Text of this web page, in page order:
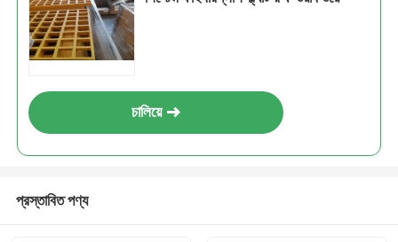
চালিয়ে
প্রস্তাবিত পণ্য